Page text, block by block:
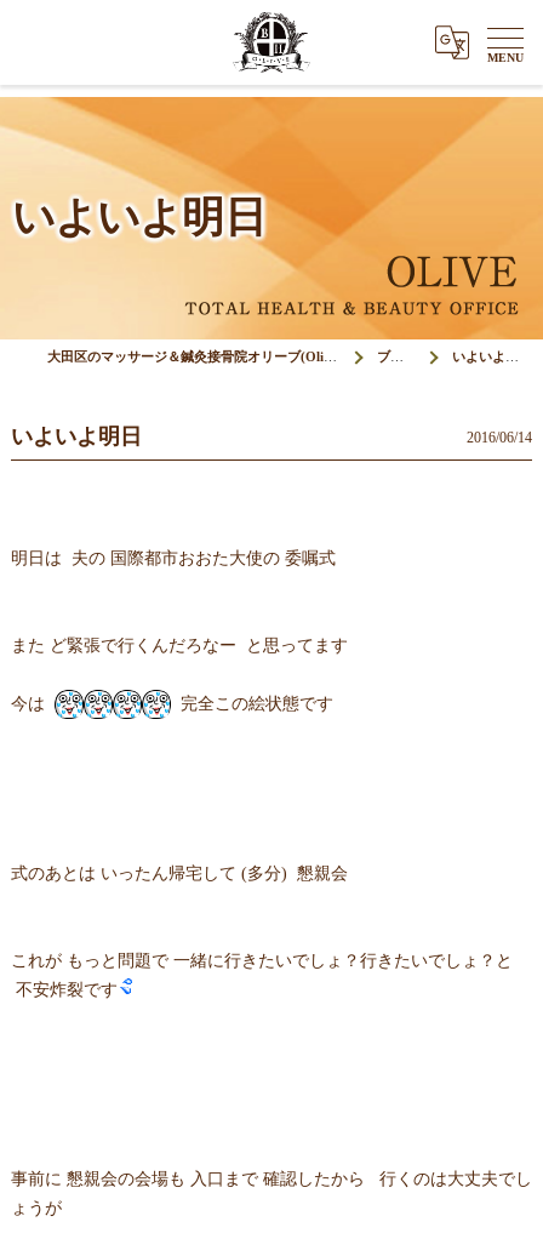
いよいよ明日
大田区のマッサージ＆鍼灸接骨院オリーブ(Olive) ブログ いよいよ明日
いよいよ明日 2016/06/14
明日は 夫の 国際都市おおた大使の 委嘱式
また ど緊張で行くんだろなー と思ってます
今は 完全この絵状態です
式のあとは いったん帰宅して (多分) 懇親会
これが もっと問題で 一緒に行きたいでしょ？行きたいでしょ？と
不安炸裂です
事前に 懇親会の会場も 入口まで 確認したから 行くのは大丈夫でし
ょうが